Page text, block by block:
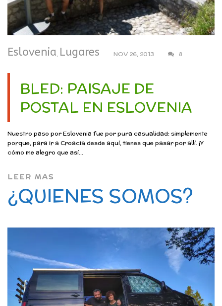
Eslovenia, Lugares NOV 26, 2013 8
BLED: PAISAJE DE
POSTAL EN ESLOVENIA
Nuestro paso por Eslovenia fue por pura casualidad: simplemente
porque, para ir a Croacia desde aquí, tienes que pasar por allí. ¡Y
cómo me alegro que así...
LEER MAS
¿QUIENES SOMOS?